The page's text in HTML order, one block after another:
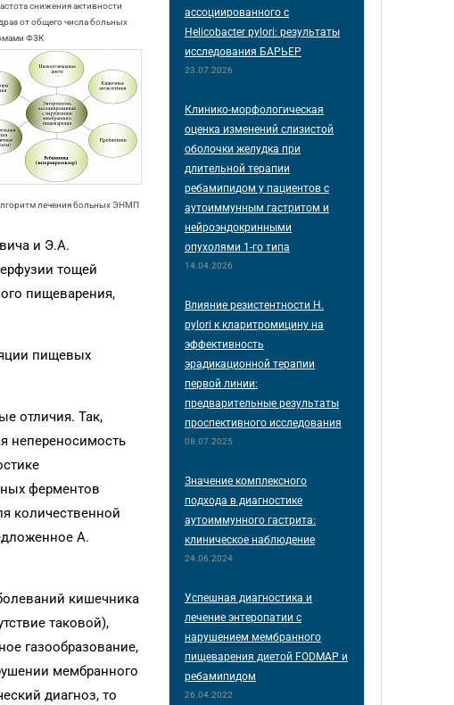
снижения активности
от общего числа больных
ФЗК
лечения больных ЭНМП
и Э.А.
тощей
пищеварения,
пищевых
отличия. Так,
непереносимость
ферментов
количественной
А.
кишечника
таковой),
газообразование,
мембранного
диагноз, то
ассоциированного с
Helicobacter pylori: результаты
исследования БАРЬЕР
23.07.2026
Клинико-морфологическая
оценка изменений слизистой
оболочки желудка при
длительной терапии
ребамипидом у пациентов с
аутоиммунным гастритом и
нейроэндокринными
опухолями 1-го типа
14.04.2026
Влияние резистентности H.
pylori к кларитромицину на
эффективность
эрадикационной терапии
первой линии:
предварительные результаты
проспективного исследования
08.07.2025
Значение комплексного
подхода в диагностике
аутоиммунного гастрита:
клиническое наблюдение
24.06.2024
Успешная диагностика и
лечение энтеропатии с
нарушением мембранного
пищеварения диетой FODMAP и
ребамипидом
26.04.2022